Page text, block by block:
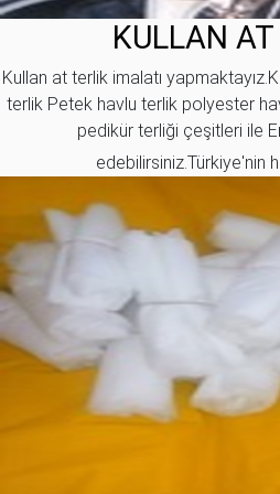
KULLAN
Kullan at terlik imalatı
terlik Petek havlu terlik polyester
pedikür terliği çeşitleri ile
edebilirsiniz.Türkiye'nin